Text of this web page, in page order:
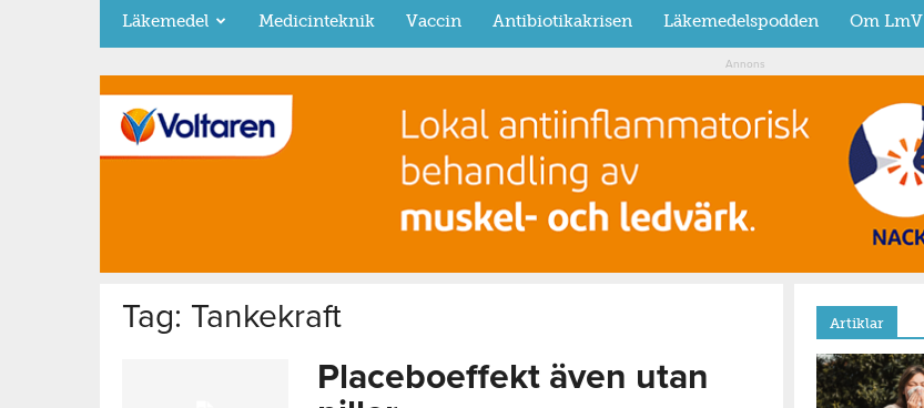
Läkemedel Medicinteknik Vaccin Antibiotikakrisen Läkemedelspodden Om LmV
Annons
Tag: Tankekraft
Placeboeffekt även utan
Artiklar